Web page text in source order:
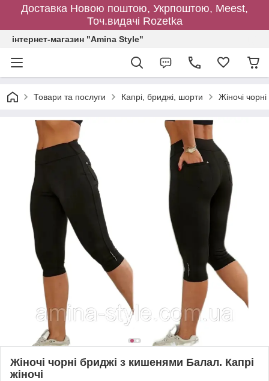
Доставка Новою поштою, Укрпоштою, Meest,
Точ.видачі Rozetka
інтернет-магазин "Amina Style"
Товари та послуги Капрі, бриджі, шорти Жіночі
Жіночі чорні бриджі з кишенями Балал. Капрі
жіночі